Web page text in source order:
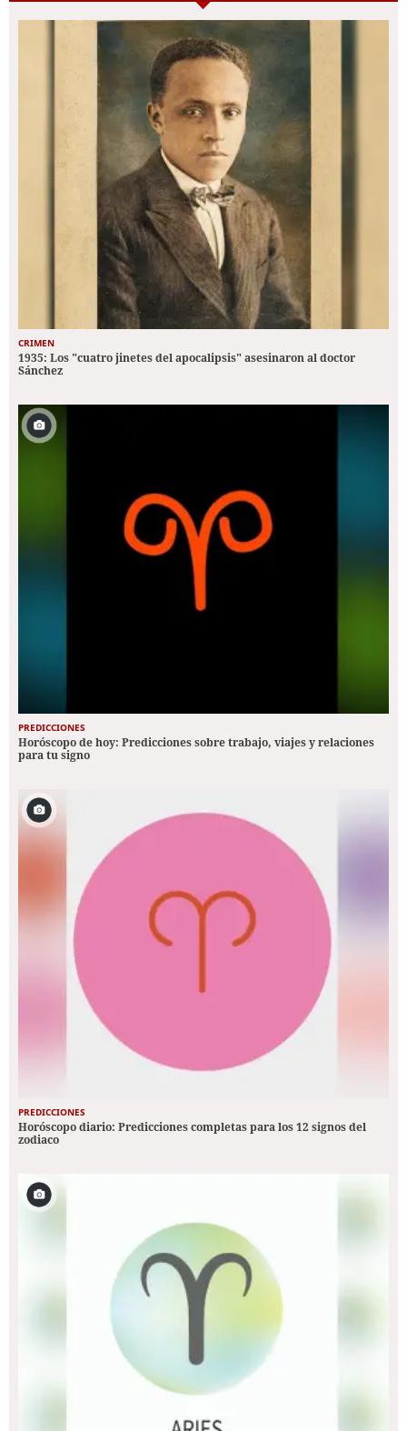
CRIMEN
1935: Los "cuatro jinetes del apocalipsis" asesinaron al doctor
Sánchez
PREDICCIONES
Horóscopo de hoy: Predicciones sobre trabajo, viajes y relaciones
para tu signo
PREDICCIONES
Horóscopo diario: Predicciones completas para los 12 signos del
zodiaco